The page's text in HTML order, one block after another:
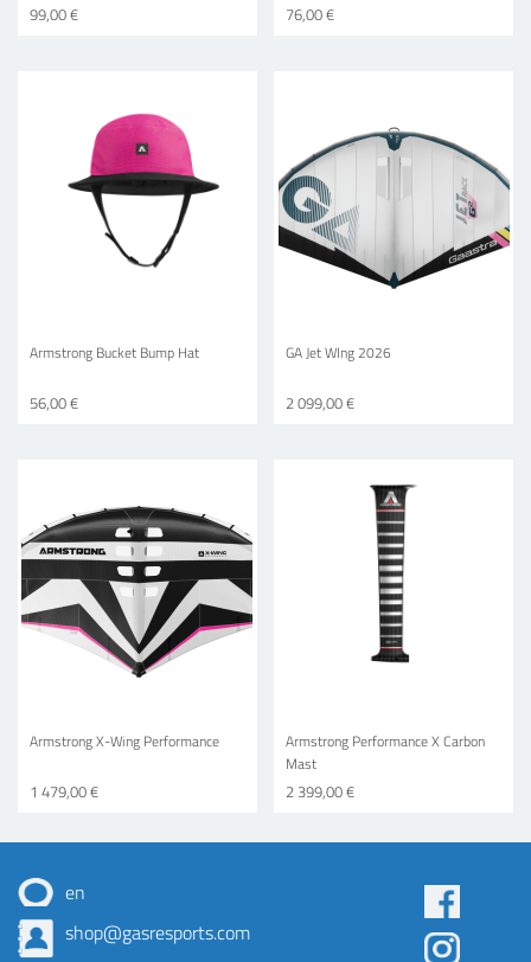
99,00 € 76,00 €
Armstrong Bucket Bump Hat
56,00 €
GA Jet WIng 2026
2 099,00 €
Armstrong X-Wing Performance
1 479,00 €
Armstrong Performance X Carbon
Mast
2 399,00 €
en
shop@gasresports.com
Some